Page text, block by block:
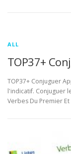
ALL
TOP37+
TOP37+ Conjuguer
l'indicatif. Conjuguer
Verbes Du Premier